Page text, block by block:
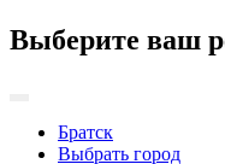
Выберите ваш
Братск
Выбрать город